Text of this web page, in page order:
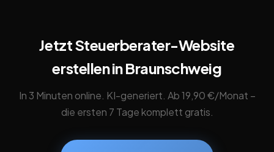
Jetzt Steuerberater-Website
erstellen in Braunschweig
In 3 Minuten online. KI-generiert. Ab 19,90 €/Monat –
die ersten 7 Tage komplett gratis.